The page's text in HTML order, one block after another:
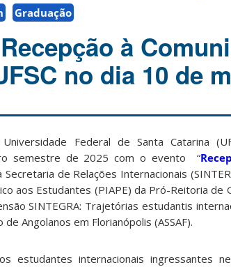
Graduação
à
no dia 10 de
Federal de Santa Catarina
semestre de 2025 com o evento “
Secretaria de Relações Internacionais
aos Estudantes (PIAPE) da Pró-Reitoria de
SINTEGRA: Trajetórias estudantis
Angolanos em Florianópolis (ASSAF).
estudantes internacionais ingressantes